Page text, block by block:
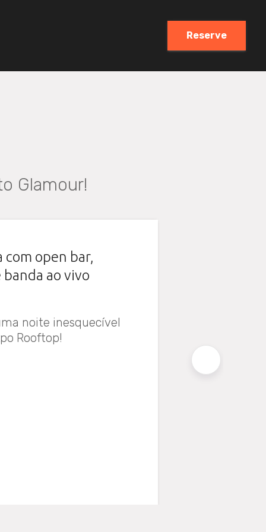
Reserve
Glamour!
com open bar,
ao vivo
noite inesquecível
Rooftop!